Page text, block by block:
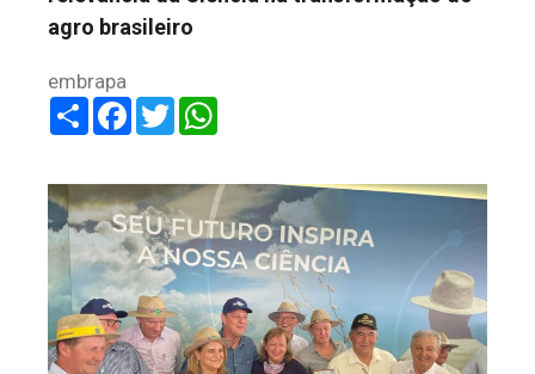
agro brasileiro
embrapa
ShareFacebook
Twitter